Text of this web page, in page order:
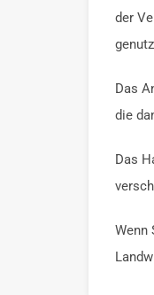
der
Das
die
Das
Wenn